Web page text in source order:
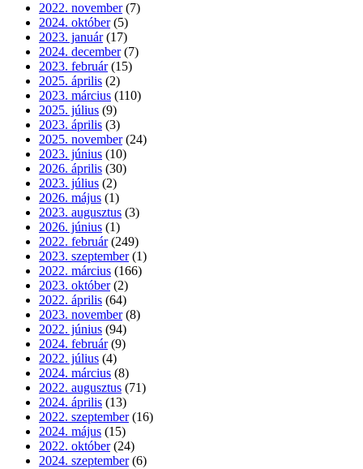
2022. november (7)
2024. október (5)
2023. január (17)
2024. december (7)
2023. február (15)
2025. április (2)
2023. március (110)
2025. július (9)
2023. április (3)
2025. november (24)
2023. június (10)
2026. április (30)
2023. július (2)
2026. május (1)
2023. augusztus (3)
2026. június (1)
2022. február (249)
2023. szeptember (1)
2022. március (166)
2023. október (2)
2022. április (64)
2023. november (8)
2022. június (94)
2024. február (9)
2022. július (4)
2024. március (8)
2022. augusztus (71)
2024. április (13)
2022. szeptember (16)
2024. május (15)
2022. október (24)
2024. szeptember (6)